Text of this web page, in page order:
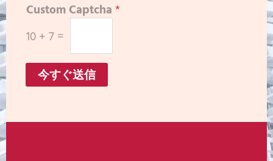
Custom Captcha *
10 + 7 =
今すぐ送信